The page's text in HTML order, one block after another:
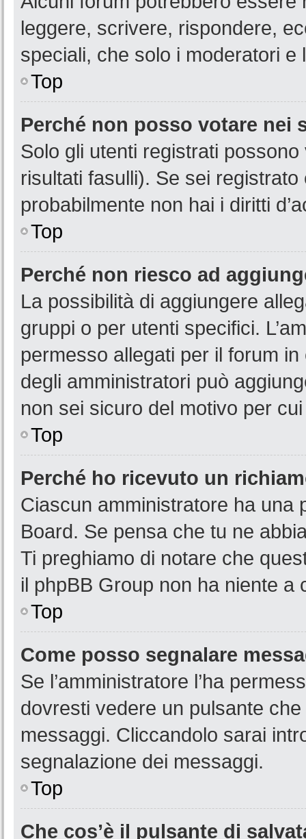
leggere, scrivere, rispondere,
speciali, che solo i moderatori e
Top
Perché non posso votare nei
Solo gli utenti registrati
risultati fasulli). Se sei
probabilmente non hai i diritti
Top
Perché non riesco ad
La possibilità di aggiungere
gruppi o per utenti specifici.
permesso allegati per il forum
degli amministratori può
non sei sicuro del motivo per
Top
Perché ho ricevuto un
Ciascun amministratore ha una
Board. Se pensa che tu ne
Ti preghiamo di notare che
il phpBB Group non ha niente a
Top
Come posso segnalare
Se l’amministratore l’ha
dovresti vedere un pulsante
messaggi. Cliccandolo sarai
segnalazione dei messaggi.
Top
Che cos’è il pulsante di